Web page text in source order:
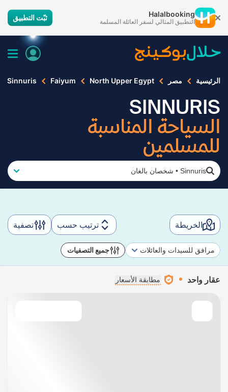
Halalbooking
التطبيق المثالي لسفر العائلة المسلمة ثبّت التطبيق
الرئيسية مصر North Upper Egypt
Faiyum
Sinnuris
SINNURIS
السياحة المناسبة
للمسلمين
Sinnuris
• شخصان بالغان
الخريطة ترتيب حسب تصفية
مرافق للسيدات والعائلات جميع التصفيات
عقار واحد مطابقة الأسعار